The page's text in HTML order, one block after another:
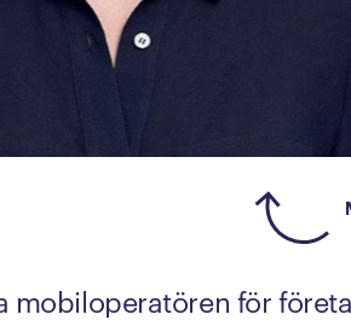
mobiloperatören för